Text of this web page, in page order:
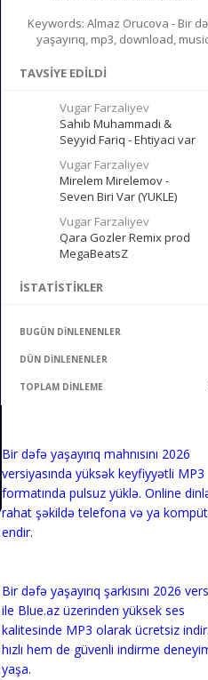
Keywords: Almaz Orucova - Bir
yaşayırıq, mp3, download,
TAVSIYE EDILDI
Vugar Farzaliyev
Sahib Muhammadi &
Seyyid Fariq - Ehtiyaci var
Vugar Farzaliyev
Mirelem Mirelemov -
Seven Biri Var (YUKLE)
Vugar Farzaliyev
Qara Gozler Remix prod
MegaBeatsZ
İSTATISTIKLER
BUGÜN DINLENENLER
DÜN DINLENENLER
TOPLAM DINLEME
Bir dəfə yaşayırıq mahnısını 2026
versiyasında yüksək keyfiyyətli MP3
formatında pulsuz yüklə. Online
rahat şəkildə telefona və ya
endir.
Bir dəfə yaşayırıq şarkısını 2026
ile Blue.az üzerinden yüksek ses
kalitesinde MP3 olarak ücretsiz
hızlı hem de güvenli indirme
yaşa.